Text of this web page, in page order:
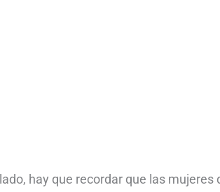
hay que recordar que las